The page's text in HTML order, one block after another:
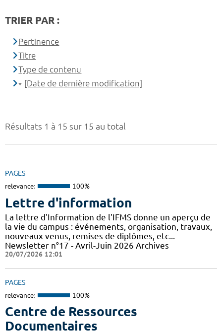
Résultats 1 à 15 sur 15 au total
PAGES
relevance: 100%
Lettre d'information
La lettre d'Information de l'IFMS donne un aperçu de
la vie du campus : événements, organisation, travaux,
nouveaux venus, remises de diplômes, etc...
Newsletter n°17 - Avril-Juin 2026 Archives
20/07/2026 12:01
PAGES
relevance: 100%
Centre de Ressources
Documentaires
TRIER PAR :
Pertinence
Titre
Type de contenu
[Date de dernière modification]